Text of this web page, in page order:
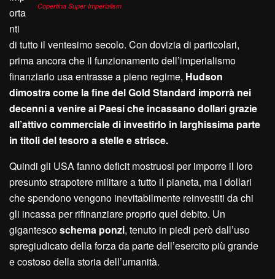
Copertina Super Imperialism
orta
nti
di tutto il ventesimo secolo. Con dovizia di particolari,
prima ancora che il funzionamento dell’imperialismo
finanziario usa entrasse a pieno regime, Hudson
dimostra come la fine del Gold Standard imporrà nei
decenni a venire ai Paesi che incassano dollari grazie
all’attivo commerciale di investirlo in larghissima parte
in titoli del tesoro a stelle e strisce.
Quindi gli USA fanno deficit mostruosi per imporre il loro
presunto strapotere militare a tutto il pianeta, ma i dollari
che spendono vengono inevitabilmente reinvestiti da chi
gli incassa per rifinanziare proprio quel debito. Un
gigantescoschema ponzi, tenuto in piedi però dall’uso
spregiudicato della forza da parte dell’esercito più grande
e costoso della storia dell’umanità.